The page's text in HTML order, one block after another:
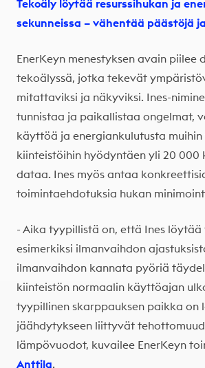
Tekoäly löytää resurssihukan ja
sekunneissa – vähentää päästöjä
EnerKeyn menestyksen avain piilee
tekoälyssä, jotka tekevät
mitattaviksi ja näkyviksi. Ines-
tunnistaa ja paikallistaa ongelmat,
käyttöä ja energiankulutusta
kiinteistöihin hyödyntäen yli 20 000
dataa. Ines myös antaa
toimintaehdotuksia hukan
- Aika tyypillistä on, että Ines
esimerkiksi ilmanvaihdon
ilmanvaihdon kannata pyöriä
kiinteistön normaalin käyttöajan
tyypillinen skarppauksen paikka on
jäähdytykseen liittyvät
lämpövuodot, kuvailee EnerKeyn
Anttila.